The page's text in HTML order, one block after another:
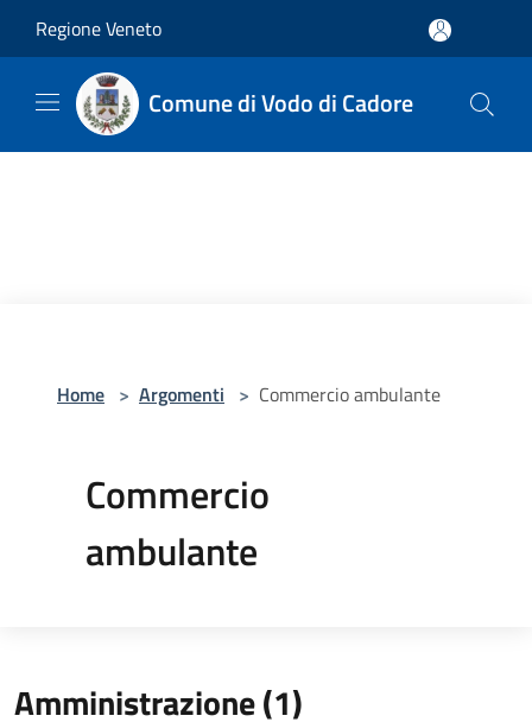
Regione Veneto
Comune di Vodo di Cadore
Home > Argomenti > Commercio ambulante
Commercio
ambulante
Amministrazione (1)